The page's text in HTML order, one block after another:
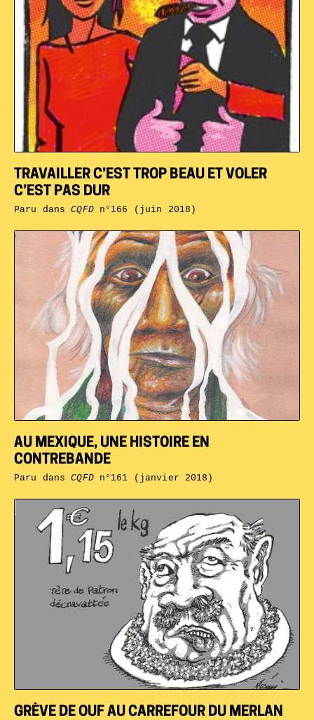
GRÈVE DE OUF AU CARREFOUR DU MERLAN
AU MEXIQUE, UNE HISTOIRE EN
CONTREBANDE
Paru dansCQFDn°161 (janvier 2018)
TRAVAILLER C’EST TROP BEAU ET VOLER
C’EST PAS DUR
Paru dansCQFDn°166 (juin 2018)